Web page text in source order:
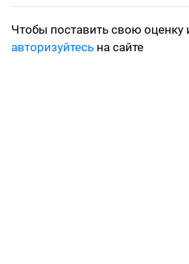
Чтобы поставить свою оценку
авторизуйтесь на сайте